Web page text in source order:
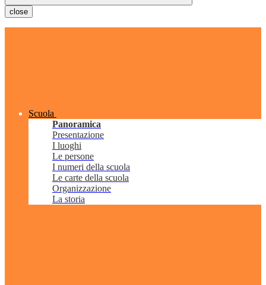
close
Scuola
Panoramica
Presentazione
I luoghi
Le persone
I numeri della scuola
Le carte della scuola
Organizzazione
La storia